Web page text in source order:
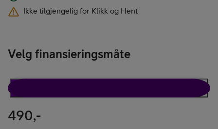
Ikke tilgjengelig for Klikk og Hent
Velg finansieringsmåte
490,-